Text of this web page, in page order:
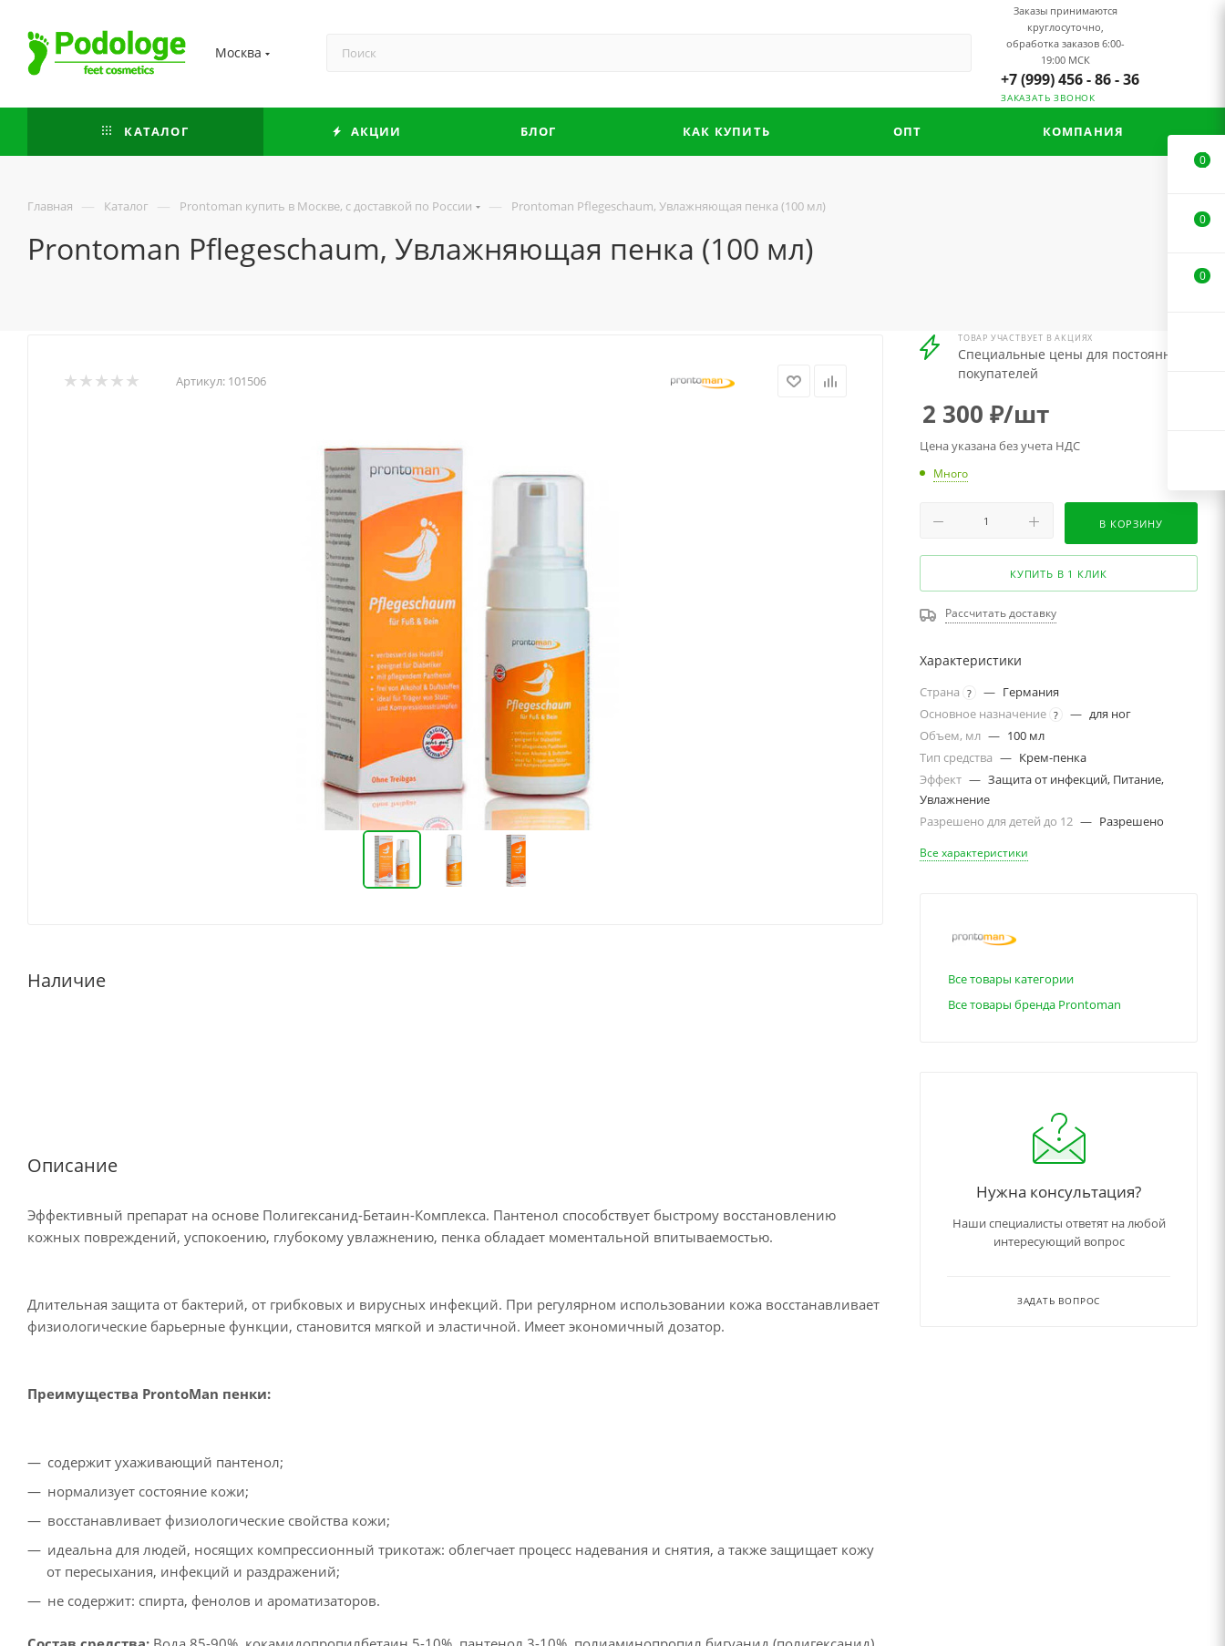
Москва
Заказы принимаются
круглосуточно,
обработка заказов 6:00-
19:00 МСК
+7 (999) 456 - 86 - 36
ЗАКАЗАТЬ ЗВОНОК
КАТАЛОГ АКЦИИ БЛОГ КАК КУПИТЬ ОПТ КОМПАНИЯ
Главная — Каталог — Prontoman купить в Москве, с доставкой по России — Prontoman Pflegeschaum, Увлажняющая пенка (100 мл)
Prontoman Pflegeschaum, Увлажняющая пенка (100 мл)
Артикул: 101506
Наличие
Описание
Эффективный препарат на основе Полигексанид-Бетаин-Комплекса. Пантенол способствует быстрому восстановлению
кожных повреждений, успокоению, глубокому увлажнению, пенка обладает моментальной впитываемостью.
Длительная защита от бактерий, от грибковых и вирусных инфекций. При регулярном использовании кожа восстанавливает
физиологические барьерные функции, становится мягкой и эластичной. Имеет экономичный дозатор.
Преимущества ProntoMan пенки:
содержит ухаживающий пантенол;
нормализует состояние кожи;
восстанавливает физиологические свойства кожи;
идеальна для людей, носящих компрессионный трикотаж: облегчает процесс надевания и снятия, а также защищает кожу
от пересыхания, инфекций и раздражений;
не содержит: спирта, фенолов и ароматизаторов.
ТОВАР УЧАСТВУЕТ В АКЦИЯХ
Специальные цены для постоянных
покупателей
2 300 ₽/шт
Цена указана без учета НДС
Много
В КОРЗИНУ
КУПИТЬ В 1 КЛИК
Рассчитать доставку
Характеристики
Страна ? — Германия
Основное назначение ? — для ног
Объем, мл — 100 мл
Тип средства — Крем-пенка
Эффект — Защита от инфекций, Питание,
Увлажнение
Разрешено для детей до 12 — Разрешено
Все характеристики
Все товары категории
Все товары бренда Prontoman
Нужна консультация?
Наши специалисты ответят на любой
интересующий вопрос
ЗАДАТЬ ВОПРОС
0
0
0